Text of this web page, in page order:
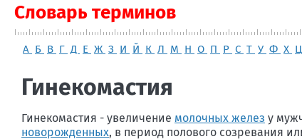
Словарь терминов
А Б В Г Д Е Ж З И Й К Л М Н О П Р С Т У Ф Х Ц
Гинекомастия
Гинекомастия - увеличение молочных желез у
новорожденных, в период полового созревания